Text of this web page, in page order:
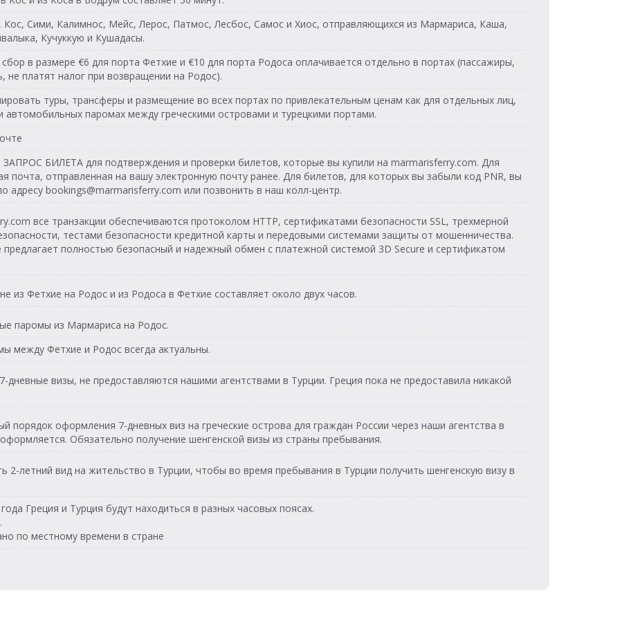
18:30 - 19:15 Feribot
Dentur Avrasya
18:30 - 19:15 Feribot
Feribot
18:30 - 19:15
Feribot
Dentur Avrasya
18:30 - 19:15 Feribot
Feribot
18:30 - 19:15 Feribot
Dentur Avrasya
Feribot
18:30 - 19:15 Feribot
Dentur Avrasya
Feribot
18:30 - 19:15 Feribot
Dentur Avrasya
Feribot
18:30 - 19:15
18:30 - 19:15 Feribot
Dentur Avrasya
Feribot
18:30 - 19:15 Feribot
Dentur Avrasya
08:00 - 08:45 Feribot
Dentur Avrasya
Feribot
08:00 - 08:45 Feribot
Feribot
Feribot
08:00 - 08:45 Feribot
Dentur Avrasya
Feribot
08:00 - 08:45 Feribot
Dentur Avrasya
Feribot
08:00 - 08:45 Feribot
Feribot
08:00 - 08:45 Feribot
Dentur Avrasya
Feribot
08:00 - 08:45
08:00 - 08:45 Feribot
Feribot
08:00 - 08:45 Feribot
Dentur Avrasya
08:00 - 08:45 Feribot
Dentur Avrasya
Feribot
08:00 - 08:45 Feribot
08:00 - 08:45
Сими, Калимнос, Мейс, Лерос, Патмос, Лесбос, Самос и Хиос, отправляющихся из Мармариса, Каша,
Кучуккую и Кушадасы.
в размере €6 для порта Фетхие и €10 для порта Родоса оплачивается отдельно в портах (пассажиры,
платят налог при возвращении на Родос).
туры, трансферы и размещение во всех портах по привлекательным ценам как для отдельных лиц,
автомобильных паромах между греческими островами и турецкими портами.
БИЛЕТА для подтверждения и проверки билетов, которые вы купили на marmarisferry.com. Для
почта, отправленная на вашу электронную почту ранее. Для билетов, для которых вы забыли код PNR, вы
адресу bookings@marmarisferry.com или позвонить в наш колл-центр.
все транзакции обеспечиваются протоколом HTTP, сертификатами безопасности SSL, трехмерной
тестами безопасности кредитной карты и передовыми системами защиты от мошенничества.
полностью безопасный и надежный обмен с платежной системой 3D Secure и сертификатом
из Фетхие на Родос и из Родоса в Фетхие составляет около двух часов.
паромы из Мармариса на Родос.
между Фетхие и Родос всегда актуальны.
визы, не предоставляются нашими агентствами в Турции. Греция пока не предоставила никакой
порядок оформления 7-дневных виз на греческие острова для граждан России через наши агентства в
Обязательно получение шенгенской визы из страны пребывания.
летний вид на жительство в Турции, чтобы во время пребывания в Турции получить шенгенскую визу в
Греция и Турция будут находиться в разных часовых поясах.
по местному времени в стране